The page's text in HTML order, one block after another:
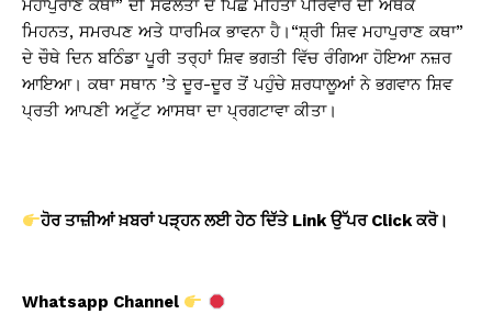
ਮਹਾਪੁਰਾਣ ਕਥਾ” ਦੀ ਸਫਲਤਾ ਦੇ ਪਿੱਛੇ ਮਹਿਤਾ ਪਰਿਵਾਰ ਦੀ ਅਥਕ
ਮਿਹਨਤ, ਸਮਰਪਣ ਅਤੇ ਧਾਰਮਿਕ ਭਾਵਨਾ ਹੈ।“ਸ਼੍ਰੀ ਸ਼ਿਵ ਮਹਾਪੁਰਾਣ ਕਥਾ”
ਦੇ ਚੌਥੇ ਦਿਨ ਬਠਿੰਡਾ ਪੂਰੀ ਤਰ੍ਹਾਂ ਸ਼ਿਵ ਭਗਤੀ ਵਿੱਚ ਰੰਗਿਆ ਹੋਇਆ ਨਜ਼ਰ
ਆਇਆ। ਕਥਾ ਸਥਾਨ ’ਤੇ ਦੂਰ-ਦੂਰ ਤੋਂ ਪਹੁੰਚੇ ਸ਼ਰਧਾਲੂਆਂ ਨੇ ਭਗਵਾਨ ਸ਼ਿਵ
ਪ੍ਰਤੀ ਆਪਣੀ ਅਟੁੱਟ ਆਸਥਾ ਦਾ ਪ੍ਰਗਟਾਵਾ ਕੀਤਾ।
ਹੋਰ ਤਾਜ਼ੀਆਂ ਖ਼ਬਰਾਂ ਪੜ੍ਹਨ ਲਈ ਹੇਠ ਦਿੱਤੇ Linkਉੱਪਰ Clickਕਰੋ।
Whatsapp Channel